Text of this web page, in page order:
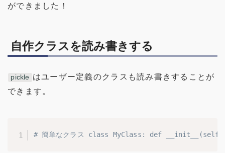
ができました！
自作クラスを読み書きする
pickle はユーザー定義のクラスも読み書きすることが
できます。
# 簡単なクラス class MyClass: def